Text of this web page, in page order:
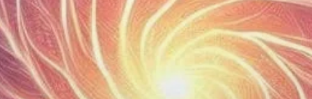
Algorand (ALGO) a connu une
forte hausse ces dernières
semaines, avec une